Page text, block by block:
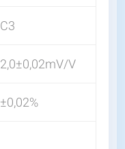
С3
2,0±0,02mV/V
±0,02%